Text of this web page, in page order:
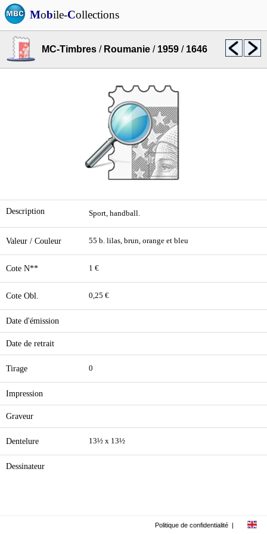
Mobile-Collections
MC-Timbres / Roumanie / 1959 / 1646
Description Sport, handball.
Valeur / Couleur 55 b. lilas, brun, orange et bleu
Cote N** 1 €
Cote Obl. 0,25 €
Date d'émission
Date de retrait
Tirage 0
Impression
Graveur
Dentelure 13½ x 13½
Dessinateur
Politique de confidentialité |